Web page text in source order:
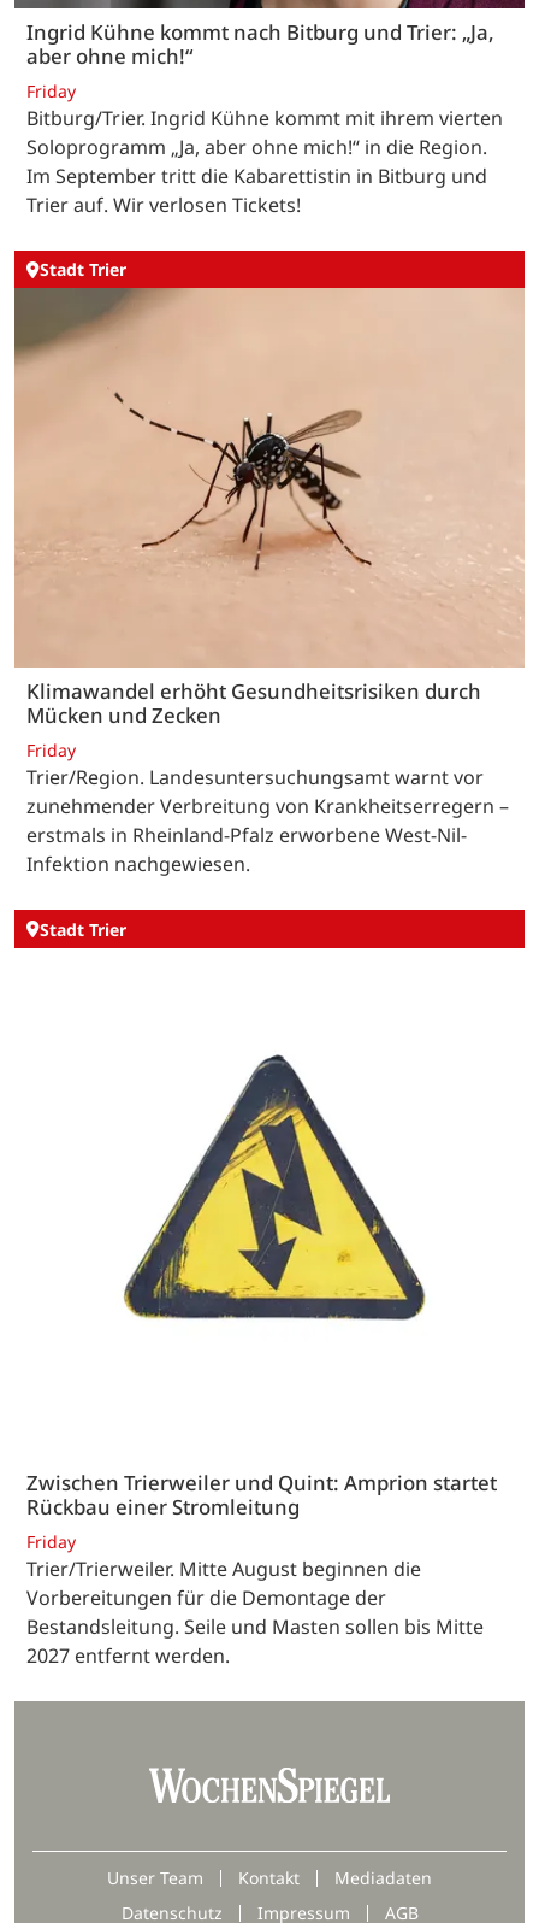
Ingrid Kühne kommt nach Bitburg und Trier: „Ja,
aber ohne mich!“
Friday
Bitburg/Trier. Ingrid Kühne kommt mit ihrem vierten
Soloprogramm „Ja, aber ohne mich!“ in die Region.
Im September tritt die Kabarettistin in Bitburg und
Trier auf. Wir verlosen Tickets!
Stadt Trier
Klimawandel erhöht Gesundheitsrisiken durch
Mücken und Zecken
Friday
Trier/Region. Landesuntersuchungsamt warnt vor
zunehmender Verbreitung von Krankheitserregern –
erstmals in Rheinland-Pfalz erworbene West-Nil-
Infektion nachgewiesen.
Stadt Trier
Zwischen Trierweiler und Quint: Amprion startet
Rückbau einer Stromleitung
Friday
Trier/Trierweiler. Mitte August beginnen die
Vorbereitungen für die Demontage der
Bestandsleitung. Seile und Masten sollen bis Mitte
2027 entfernt werden.
Unser Team Kontakt
Mediadaten
Datenschutz
Impressum AGB